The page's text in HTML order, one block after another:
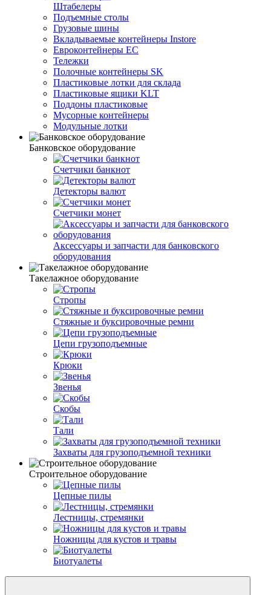
Штабелеры
Подъемные столы
Грузовые шины
Вкладываемые контейнеры Instore
Евроконтейнеры ЕС
Тележки
Полочные контейнеры SK
Пластиковые лотки для склада
Пластиковые ящики KLT
Поддоны пластиковые
Мусорные контейнеры
Модульные лотки
Банковское оборудование
Счетчики банкнот
Детекторы валют
Счетчики монет
Аксессуары и запчасти для банковского
оборудования
Такелажное оборудование
Стропы
Стяжные и буксировочные ремни
Цепи грузоподъемные
Крюки
Звенья
Скобы
Тали
Захваты для грузоподъемной техники
Строительное оборудование
Цепные пилы
Лестницы, стремянки
Ножницы для кустов и травы
Биотуалеты